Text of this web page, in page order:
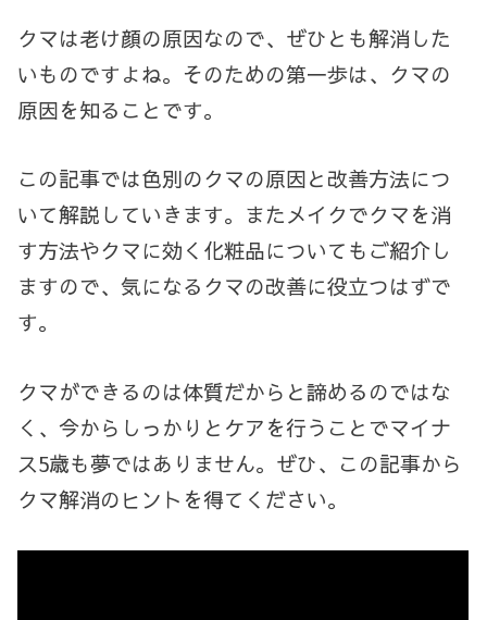
クマは老け顔の原因なので、ぜひとも解消した
いものですよね。そのための第一歩は、クマの
原因を知ることです。
この記事では色別のクマの原因と改善方法につ
いて解説していきます。またメイクでクマを消
す方法やクマに効く化粧品についてもご紹介し
ますので、気になるクマの改善に役立つはずで
す。
クマができるのは体質だからと諦めるのではな
く、今からしっかりとケアを行うことでマイナ
ス5歳も夢ではありません。ぜひ、この記事から
クマ解消のヒントを得てください。